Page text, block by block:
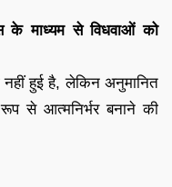
के माध्यम से विधवाओं को
नहीं हुई है, लेकिन अनुमानित
से आत्मनिर्भर बनाने की